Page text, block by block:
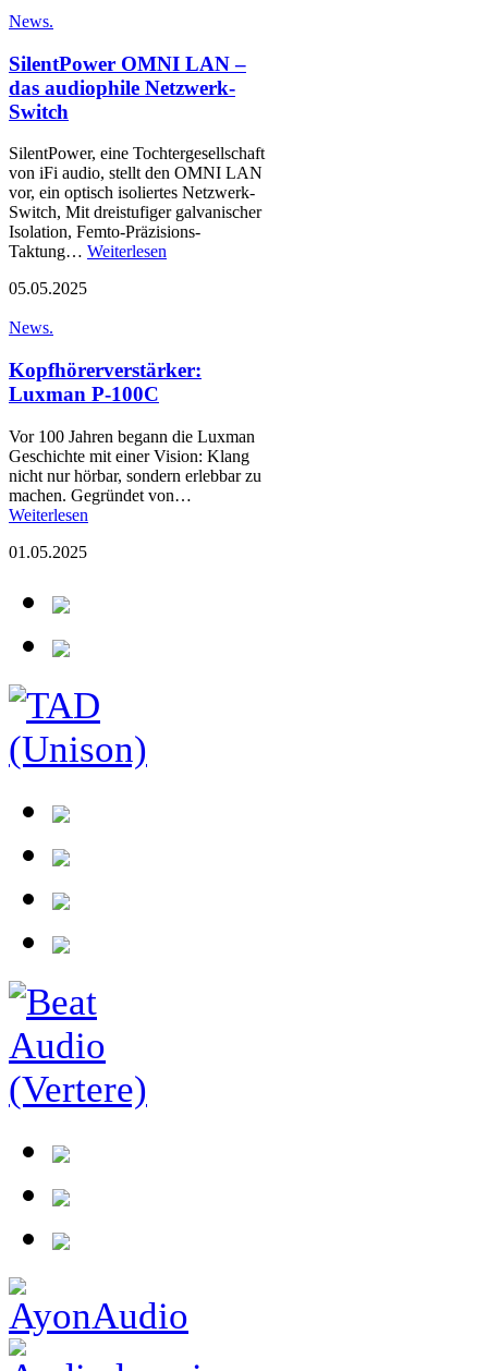
News.
SilentPower OMNI LAN –
das audiophile Netzwerk-
Switch
SilentPower, eine Tochtergesellschaft
von iFi audio, stellt den OMNI LAN
vor, ein optisch isoliertes Netzwerk-
Switch, Mit dreistufiger galvanischer
Isolation, Femto-Präzisions-
Taktung… Weiterlesen
05.05.2025
News.
Kopfhörerverstärker:
Luxman P-100C
Vor 100 Jahren begann die Luxman
Geschichte mit einer Vision: Klang
nicht nur hörbar, sondern erlebbar zu
machen. Gegründet von…
Weiterlesen
01.05.2025